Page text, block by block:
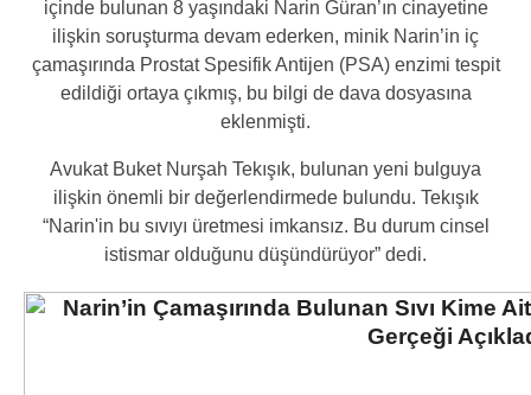
içinde bulunan 8 yaşındaki Narin Güran’ın cinayetine
ilişkin soruşturma devam ederken, minik Narin’in iç
çamaşırında Prostat Spesifik Antijen (PSA) enzimi tespit
edildiği ortaya çıkmış, bu bilgi de dava dosyasına
eklenmişti.
Avukat Buket Nurşah Tekışık, bulunan yeni bulguya
ilişkin önemli bir değerlendirmede bulundu. Tekışık
“Narin'in bu sıvıyı üretmesi imkansız. Bu durum cinsel
istismar olduğunu düşündürüyor” dedi.